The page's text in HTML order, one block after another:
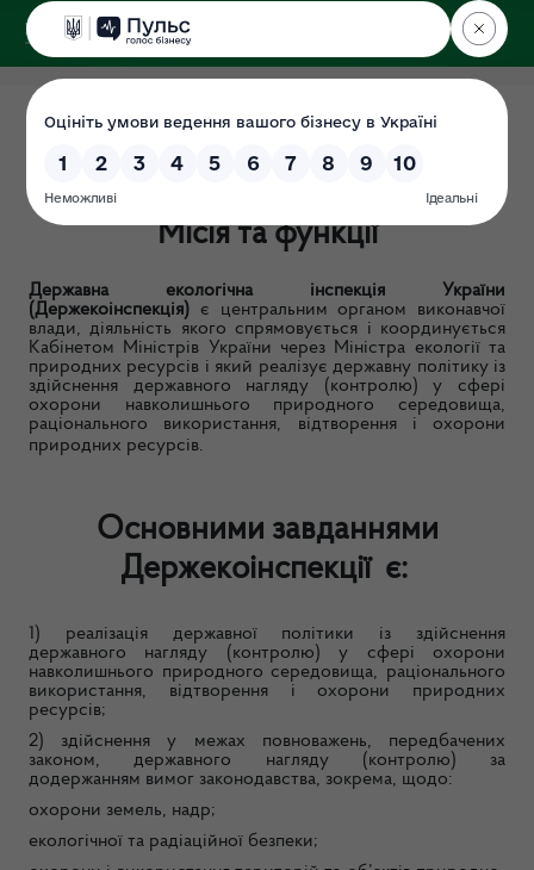
ДЕРЖЕКОІНСПЕКЦІЯ
Мета діяльності
Місія та функції
Державна екологічна інспекція України
(Держекоінспекція) є центральним органом виконавчої
влади, діяльність якого спрямовується і координується
Кабінетом Міністрів України через Міністра екології та
природних ресурсів і який реалізує державну політику із
здійснення державного нагляду (контролю) у сфері
охорони навколишнього природного середовища,
раціонального використання, відтворення і охорони
природних ресурсів.
Основними завданнями
Держекоінспекції є:
1) реалізація державної політики із здійснення
державного нагляду (контролю) у сфері охорони
навколишнього природного середовища, раціонального
використання, відтворення і охорони природних
ресурсів;
2) здійснення у межах повноважень, передбачених
законом, державного нагляду (контролю) за
додержанням вимог законодавства, зокрема, щодо:
охорони земель, надр;
екологічної та радіаційної безпеки;